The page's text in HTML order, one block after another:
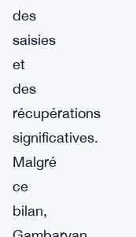
des
saisies
et
des
récupérations
significatives.
Malgré
ce
bilan,